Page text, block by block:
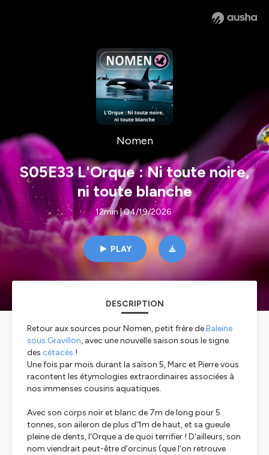
Nomen
S05E33 L'Orque : Ni toute noire,
ni toute blanche
12min | 04/19/2026
PLAY
DESCRIPTION
Retour aux sources pour Nomen, petit frère deBaleine
sous Gravillon, avec une nouvelle saison sous le signe
des cétacés !
Une fois par mois durant la saison 5, Marc et Pierre vous
racontent les étymologies extraordinaires associées à
nos immenses cousins aquatiques.
Avec son corps noir et blanc de 7m de long pour 5
tonnes, son aileron de plus d'1m de haut, et sa gueule
pleine de dents, l'Orque a de quoi terrifier ! D'ailleurs, son
nom viendrait peut-être d'orcinus (que l'on retrouve